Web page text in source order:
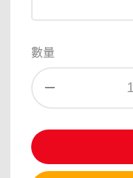
數量